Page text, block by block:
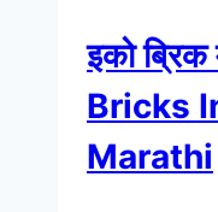
In
इको
Bricks
Marathi